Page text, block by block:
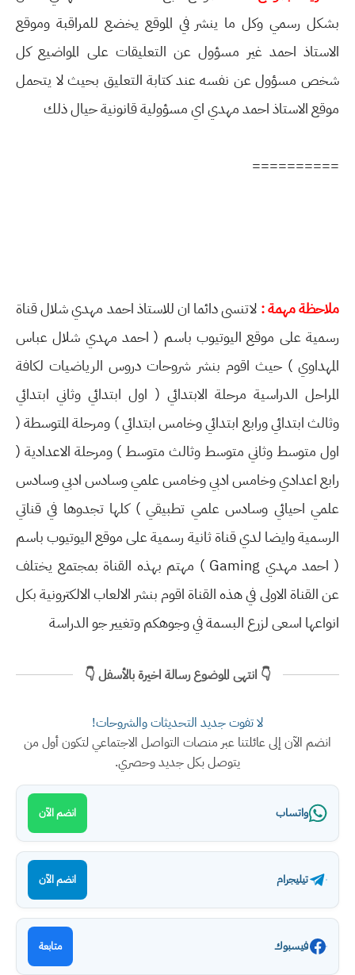
بشكل رسمي وكل ما ينشر في الموقع يخضع للمراقبة وموقع
الاستاذ احمد غير مسؤول عن التعليقات على المواضيع كل
شخص مسؤول عن نفسه عند كتابة التعليق بحيث لا يتحمل
موقع الاستاذ احمد مهدي اي مسؤولية قانونية حيال ذلك
==========
ملاحظة مهمة : لاتنسى دائما ان للاستاذ احمد مهدي شلال قناة
رسمية على موقع اليوتيوب باسم ( احمد مهدي شلال عباس
المهداوي ) حيث اقوم بنشر شروحات دروس الرياضيات لكافة
المراحل الدراسية مرحلة الابتدائي ( اول ابتدائي وثاني ابتدائي
وثالث ابتدائي ورابع ابتدائي وخامس ابتدائي ) ومرحلة المتوسطة (
اول متوسط وثاني متوسط وثالث متوسط ) ومرحلة الاعدادية (
رابع اعدادي وخامس ادبي وخامس علمي وسادس ادبي وسادس
علمي احيائي وسادس علمي تطبيقي ) كلها تجدوها في قناتي
الرسمية وايضا لدي قناة ثانية رسمية على موقع اليوتيوب باسم
( احمد مهدي Gaming ) مهتم بهذه القناة بمجتمع يختلف
عن القناة الاولى في هذه القناة اقوم بنشر الالعاب الالكترونية بكل
انواعها اسعى لزرع البسمة في وجوهكم وتغيير جو الدراسة
👇 انتهى الموضوع رسالة اخيرة بالأسفل 👇
لا تفوت جديد التحديثات والشروحات!
انضم الآن إلى عائلتنا عبر منصات التواصل الاجتماعي لتكون أول من
يتوصل بكل جديد وحصري.
واتساب انضم الآن
تيليجرام انضم الآن
فيسبوك متابعة